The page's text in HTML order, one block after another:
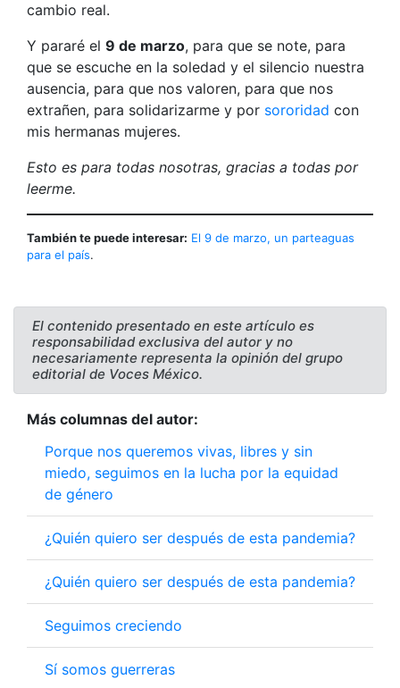
cambio real.
Y pararé el 9 de marzo, para que se note, para
que se escuche en la soledad y el silencio nuestra
ausencia, para que nos valoren, para que nos
extrañen, para solidarizarme y por sororidad con
mis hermanas mujeres.
Esto es para todas nosotras, gracias a todas por
leerme.
También te puede interesar: El 9 de marzo, un parteaguas
para el país.
El contenido presentado en este artículo es
responsabilidad exclusiva del autor y no
necesariamente representa la opinión del grupo
editorial de Voces México.
Más columnas del autor:
Porque nos queremos vivas, libres y sin
miedo, seguimos en la lucha por la equidad
de género
¿Quién quiero ser después de esta pandemia?
¿Quién quiero ser después de esta pandemia?
Seguimos creciendo
Sí somos guerreras